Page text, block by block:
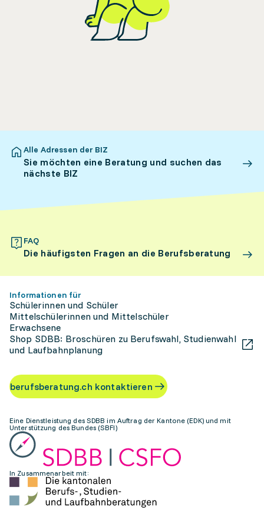
Alle Adressen der BIZ
Sie möchten eine Beratung und suchen das
nächste BIZ
FAQ
Die häufigsten Fragen an die Berufsberatung
Informationen für
Schülerinnen und Schüler
Mittelschülerinnen und Mittelschüler
Erwachsene
Shop SDBB: Broschüren zu Berufswahl, Studienwahl
und Laufbahnplanung
berufsberatung.ch kontaktieren
Eine Dienstleistung des SDBB im Auftrag der Kantone (EDK) und mit
Unterstützung des Bundes (SBFI)
In Zusammenarbeit mit: